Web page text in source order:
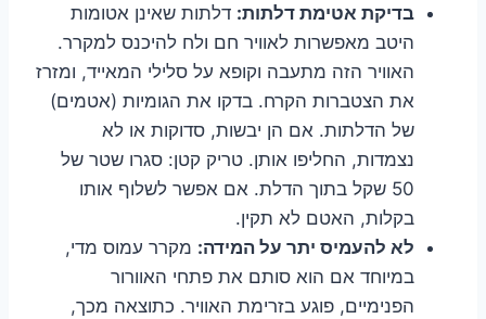
בדיקת אטימת דלתות: דלתות שאינן אטומות
היטב מאפשרות לאוויר חם ולח להיכנס למקרר.
האוויר הזה מתעבה וקופא על סלילי המאייד, ומזרז
את הצטברות הקרח. בדקו את הגומיות (אטמים)
של הדלתות. אם הן יבשות, סדוקות או לא
נצמדות, החליפו אותן. טריק קטן: סגרו שטר של
50 שקל בתוך הדלת. אם אפשר לשלוף אותו
בקלות, האטם לא תקין.
לא להעמיס יתר על המידה: מקרר עמוס מדי,
במיוחד אם הוא סותם את פתחי האוורור
הפנימיים, פוגע בזרימת האוויר. כתוצאה מכך,